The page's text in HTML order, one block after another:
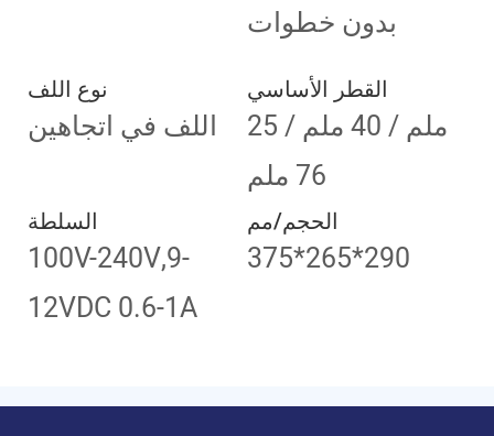
بدون خطوات
نوع اللف
اللف في اتجاهين
القطر الأساسي
25 ملم / 40 ملم /
76 ملم
السلطة
100V-240V,9-
12VDC 0.6-1A
الحجم/مم
375*265*290